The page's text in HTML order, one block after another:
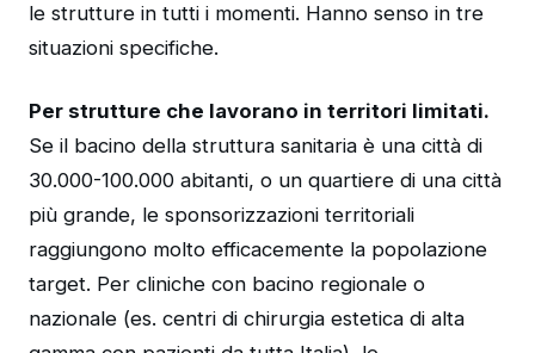
le strutture in tutti i momenti. Hanno senso in tre
situazioni specifiche.
Per strutture che lavorano in territori limitati.
Se il bacino della struttura sanitaria è una città di
30.000-100.000 abitanti, o un quartiere di una città
più grande, le sponsorizzazioni territoriali
raggiungono molto efficacemente la popolazione
target. Per cliniche con bacino regionale o
nazionale (es. centri di chirurgia estetica di alta